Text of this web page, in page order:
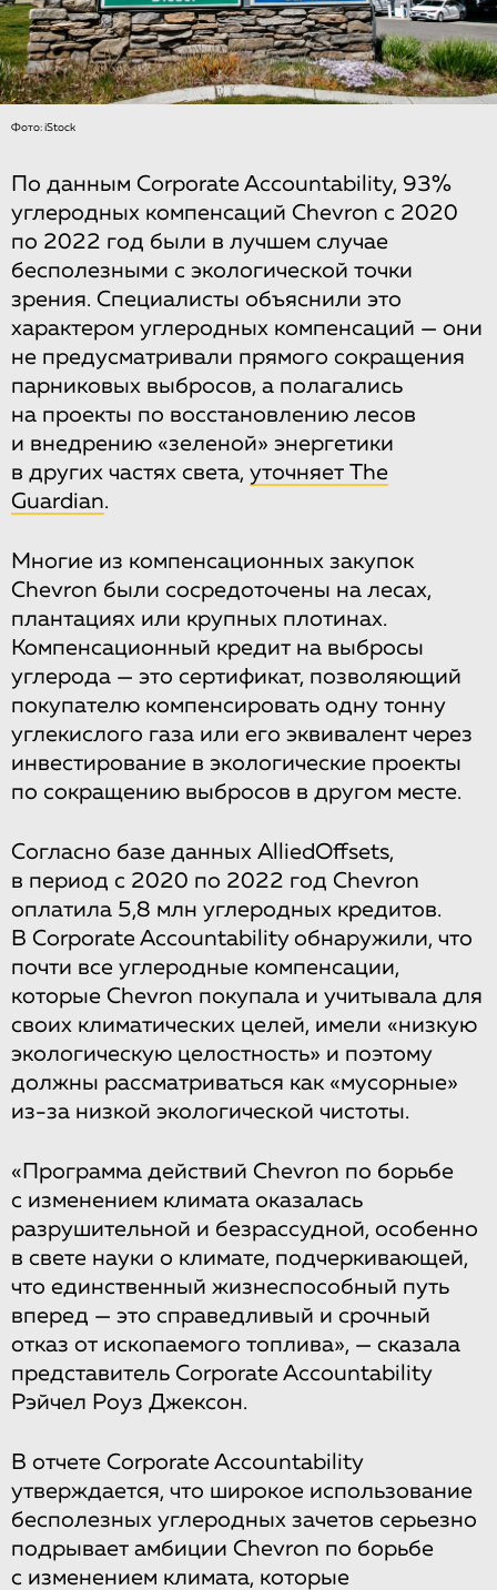
Фото: iStock
По данным Corporate Accountability, 93%
углеродных компенсаций Chevron с 2020
по 2022 год были в лучшем случае
бесполезными с экологической точки
зрения. Специалисты объяснили это
характером углеродных компенсаций — они
не предусматривали прямого сокращения
парниковых выбросов, а полагались
на проекты по восстановлению лесов
и внедрению «зеленой» энергетики
в других частях света, уточняет The
Guardian.
Многие из компенсационных закупок
Chevron были сосредоточены на лесах,
плантациях или крупных плотинах.
Компенсационный кредит на выбросы
углерода — это сертификат, позволяющий
покупателю компенсировать одну тонну
углекислого газа или его эквивалент через
инвестирование в экологические проекты
по сокращению выбросов в другом месте.
Согласно базе данных AlliedOffsets,
в период с 2020 по 2022 год Chevron
оплатила 5,8 млн углеродных кредитов.
В Corporate Accountability обнаружили, что
почти все углеродные компенсации,
которые Chevron покупала и учитывала для
своих климатических целей, имели «низкую
экологическую целостность» и поэтому
должны рассматриваться как «мусорные»
из-за низкой экологической чистоты.
«Программа действий Chevron по борьбе
с изменением климата оказалась
разрушительной и безрассудной, особенно
в свете науки о климате, подчеркивающей,
что единственный жизнеспособный путь
вперед — это справедливый и срочный
отказ от ископаемого топлива», — сказала
представитель Corporate Accountability
Рэйчел Роуз Джексон.
В отчете Corporate Accountability
утверждается, что широкое использование
бесполезных углеродных зачетов серьезно
подрывает амбиции Chevron по борьбе
с изменением климата, которые